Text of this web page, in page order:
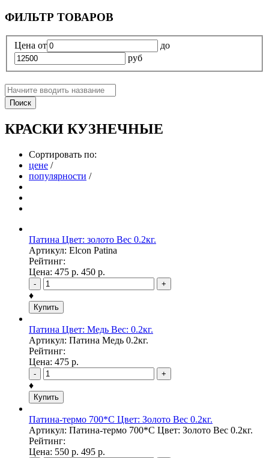
ФИЛЬТР ТОВАРОВ
Цена от
до
руб
Поиск
КРАСКИ КУЗНЕЧНЫЕ
Сортировать по:
цене /
популярности /
Патина Цвет: золото Вес 0.2кг.
Артикул: Elcon Patina
Рейтинг:
Цена: 475 р. 450 р.
- +
♦
Купить
Патина Цвет: Медь Вес: 0.2кг.
Артикул: Патина Медь 0.2кг.
Рейтинг:
Цена: 475 р.
- +
♦
Купить
Патина-термо 700*С Цвет: Золото Вес 0.2кг.
Артикул: Патина-термо 700*С Цвет: Золото Вес 0.2кг.
Рейтинг:
Цена: 550 р. 495 р.